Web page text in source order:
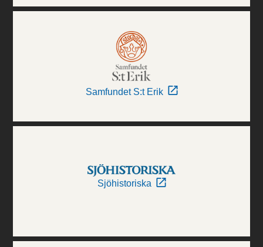
Samfundet S:t Erik
Sjöhistoriska